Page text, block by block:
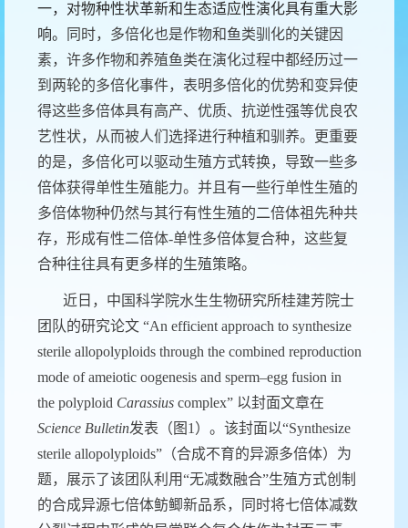
一，对物种性状革新和生态适应性演化具有重大影
响。
同时，多倍化也是作物和鱼类驯化的关键因
素，许多作物和养殖鱼类在演化过程中都经历过一
到两轮的多倍化事件，表明多倍化的优势和变异使
得这些多倍体具有高产、优质、抗逆性强等优良农
艺性状，从而被人们选择进行种植和驯养。更重要
的是，多倍化可以驱动生殖方式转换，导致一些多
倍体获得单性生殖能力。并且有一些行单性生殖的
多倍体物种仍然与其行有性生殖的二倍体祖先种共
存，形成有性二倍体-单性多倍体复合种，这些复
合种往往具有更多样的生殖策略。
近日，中国科学院水生生物研究所桂建芳院士
团队的研究论文 “An efficient approach to synthesize
sterile allopolyploids through the combined reproduction
mode of ameiotic oogenesis and sperm–egg fusion in
the polyploid Carassius complex” 以封面文章在
Science Bulletin发表（图 1）。该封面以“Synthesize
sterile allopolyploids” （合成不育的异源多倍体）为
题，展示了该团队利用“无减数融合”生殖方式创制
的合成异源七倍体鲂鲫新品系，同时将七倍体减数